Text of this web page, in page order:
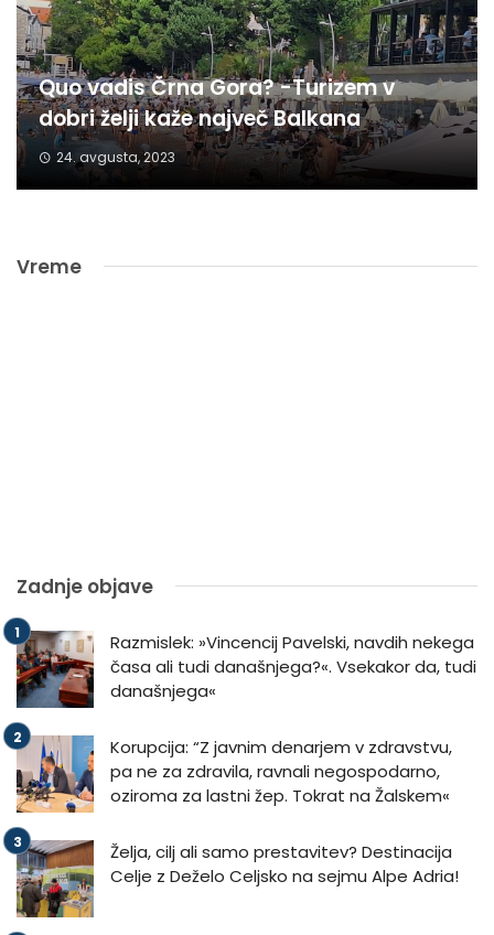
Quo vadis Črna Gora? -Turizem v
dobri želji kaže največ Balkana
24. avgusta, 2023
Vreme
Zadnje objave
Razmislek: »Vincencij Pavelski, navdih nekega
časa ali tudi današnjega?«. Vsekakor da, tudi
današnjega«
Korupcija: “Z javnim denarjem v zdravstvu,
pa ne za zdravila, ravnali negospodarno,
oziroma za lastni žep. Tokrat na Žalskem«
Želja, cilj ali samo prestavitev? Destinacija
Celje z Deželo Celjsko na sejmu Alpe Adria!